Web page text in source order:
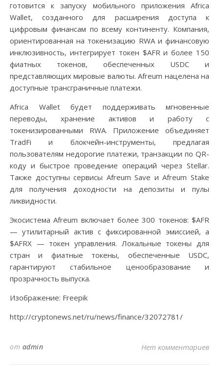
готовится к запуску мобильного приложения Africa
Wallet, созданного для расширения доступа к
цифровым финансам по всему континенту. Компания,
ориентированная на токенизацию RWA и финансовую
инклюзивность, интегрирует токен $AFR и более 150
фиатных токенов, обеспеченных USDC и
представляющих мировые валюты. Afreum нацелена на
доступные трансграничные платежи.
Africa Wallet будет поддерживать мгновенные
переводы, хранение активов и работу с
токенизированными RWA. Приложение объединяет
TradFi и блокчейн-инструменты, предлагая
пользователям недорогие платежи, транзакции по QR-
коду и быстрое проведение операций через Stellar.
Также доступны сервисы Afreum Save и Afreum Stake
для получения доходности на депозиты и пулы
ликвидности.
Экосистема Afreum включает более 300 токенов: $AFR
— утилитарный актив с фиксированной эмиссией, а
$AFRX — токен управления. Локальные токены для
стран и фиатные токены, обеспеченные USDC,
гарантируют стабильное ценообразование и
прозрачность выпуска.
Изображение: Freepik
http://cryptonews.net/ru/news/finance/32072781/
от admin Нет комментариев